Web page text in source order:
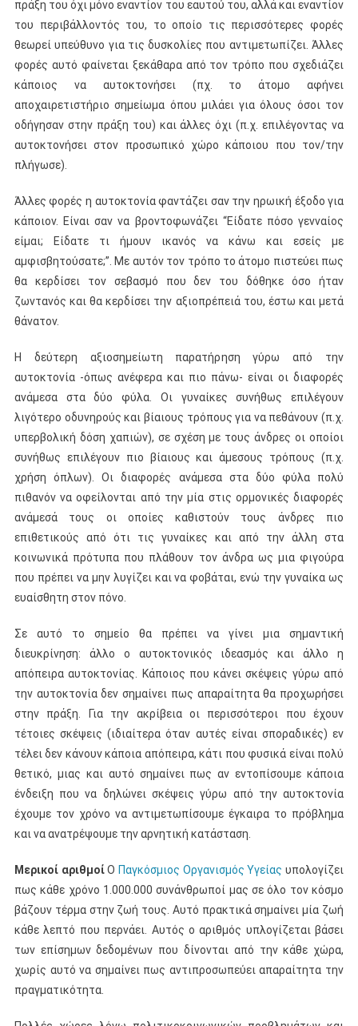
πράξη του όχι μόνο εναντίον του εαυτού του, αλλά και εναντίον
του περιβάλλοντός του, το οποίο τις περισσότερες φορές
θεωρεί υπεύθυνο για τις δυσκολίες που αντιμετωπίζει. Άλλες
φορές αυτό φαίνεται ξεκάθαρα από τον τρόπο που σχεδιάζει
κάποιος να αυτοκτονήσει (πχ. το άτομο αφήνει
αποχαιρετιστήριο σημείωμα όπου μιλάει για όλους όσοι τον
οδήγησαν στην πράξη του) και άλλες όχι (π.χ. επιλέγοντας να
αυτοκτονήσει στον προσωπικό χώρο κάποιου που τον/την
πλήγωσε).
Άλλες φορές η αυτοκτονία φαντάζει σαν την ηρωική έξοδο για
κάποιον. Είναι σαν να βροντοφωνάζει “Είδατε πόσο γενναίος
είμαι; Είδατε τι ήμουν ικανός να κάνω και εσείς με
αμφισβητούσατε;”. Με αυτόν τον τρόπο το άτομο πιστεύει πως
θα κερδίσει τον σεβασμό που δεν του δόθηκε όσο ήταν
ζωντανός και θα κερδίσει την αξιοπρέπειά του, έστω και μετά
θάνατον.
Η δεύτερη αξιοσημείωτη παρατήρηση γύρω από την
αυτοκτονία -όπως ανέφερα και πιο πάνω- είναι οι διαφορές
ανάμεσα στα δύο φύλα. Οι γυναίκες συνήθως επιλέγουν
λιγότερο οδυνηρούς και βίαιους τρόπους για να πεθάνουν (π.χ.
υπερβολική δόση χαπιών), σε σχέση με τους άνδρες oι οποίοι
συνήθως επιλέγουν πιο βίαιους και άμεσους τρόπους (π.χ.
χρήση όπλων). Οι διαφορές ανάμεσα στα δύο φύλα πολύ
πιθανόν να οφείλονται από την μία στις ορμονικές διαφορές
ανάμεσά τους οι οποίες καθιστούν τους άνδρες πιο
επιθετικούς από ότι τις γυναίκες και από την άλλη στα
κοινωνικά πρότυπα που πλάθουν τον άνδρα ως μια φιγούρα
που πρέπει να μην λυγίζει και να φοβάται, ενώ την γυναίκα ως
ευαίσθητη στον πόνο.
Σε αυτό το σημείο θα πρέπει να γίνει μια σημαντική
διευκρίνηση: άλλο ο αυτοκτονικός ιδεασμός και άλλο η
απόπειρα αυτοκτονίας. Κάποιος που κάνει σκέψεις γύρω από
την αυτοκτονία δεν σημαίνει πως απαραίτητα θα προχωρήσει
στην πράξη. Για την ακρίβεια οι περισσότεροι που έχουν
τέτοιες σκέψεις (ιδιαίτερα όταν αυτές είναι σποραδικές) εν
τέλει δεν κάνουν κάποια απόπειρα, κάτι που φυσικά είναι πολύ
θετικό, μιας και αυτό σημαίνει πως αν εντοπίσουμε κάποια
ένδειξη που να δηλώνει σκέψεις γύρω από την αυτοκτονία
έχουμε τον χρόνο να αντιμετωπίσουμε έγκαιρα το πρόβλημα
και να ανατρέψουμε την αρνητική κατάσταση.
Μερικοί αριθμοίΟ Παγκόσμιος Οργανισμός Υγείας υπολογίζει
πως κάθε χρόνο 1.000.000 συνάνθρωποί μας σε όλο τον κόσμο
βάζουν τέρμα στην ζωή τους. Αυτό πρακτικά σημαίνει μία ζωή
κάθε λεπτό που περνάει. Αυτός ο αριθμός υπλογίζεται βάσει
των επίσημων δεδομένων που δίνονται από την κάθε χώρα,
χωρίς αυτό να σημαίνει πως αντιπροσωπεύει απαραίτητα την
πραγματικότητα.